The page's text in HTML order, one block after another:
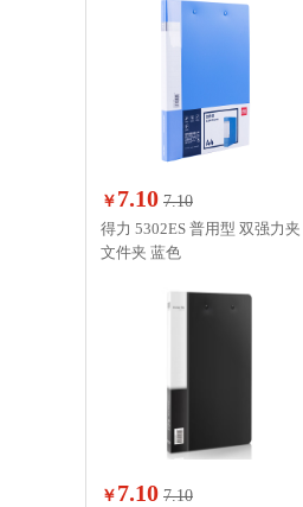
￥ 7.10 7.10
得力 5302ES 普用型 双强力夹
文件夹 蓝色
￥ 7.10 7.10